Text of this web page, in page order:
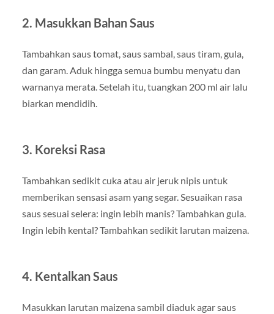
2. Masukkan Bahan Saus
Tambahkan saus tomat, saus sambal, saus tiram, gula,
dan garam. Aduk hingga semua bumbu menyatu dan
warnanya merata. Setelah itu, tuangkan 200 ml air lalu
biarkan mendidih.
3. Koreksi Rasa
Tambahkan sedikit cuka atau air jeruk nipis untuk
memberikan sensasi asam yang segar. Sesuaikan rasa
saus sesuai selera: ingin lebih manis? Tambahkan gula.
Ingin lebih kental? Tambahkan sedikit larutan maizena.
4. Kentalkan Saus
Masukkan larutan maizena sambil diaduk agar saus